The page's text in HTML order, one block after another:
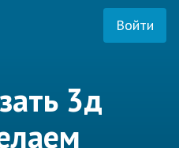
Войти
3д